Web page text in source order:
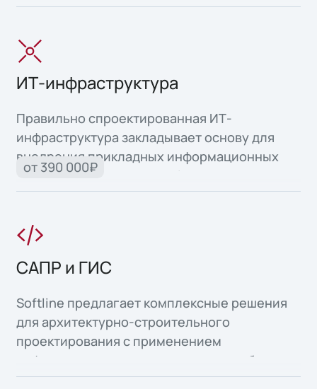
ИТ-инфраструктура
Правильно спроектированная ИТ-
инфраструктура закладывает основу для
внедрения прикладных информационных
систем и автоматизации бизнес-процессов.
от 390 000₽
САПР и ГИС
Softline предлагает комплексные решения
для архитектурно-строительного
проектирования с применением
информационного моделирования объектов
капитального строительства, а также